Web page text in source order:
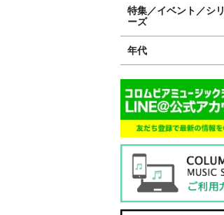
特集／イベント／シリ
ーズ
年代